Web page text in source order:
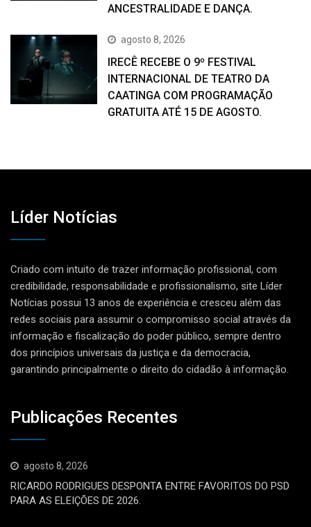
ANCESTRALIDADE E DANÇA.
agosto 8, 2026
IRECÊ RECEBE O 9º FESTIVAL
INTERNACIONAL DE TEATRO DA
CAATINGA COM PROGRAMAÇÃO
GRATUITA ATÉ 15 DE AGOSTO.
Líder Notícias
Criado com intuito de trazer informação profissional, com
credibilidade, responsabilidade e profissionalismo, site Líder
Notícias possui 13 anos de experiência e cresceu além das
redes sociais para assumir o compromisso social através da
informação e fiscalização do poder público, sempre dentro
dos princípios universais da justiça e da democracia,
garantindo principalmente o direito do cidadão à informação.
Publicações Recentes
agosto 8, 2026
RICARDO RODRIGUES DESPONTA ENTRE FAVORITOS DO PSD
PARA AS ELEIÇÕES DE 2026.